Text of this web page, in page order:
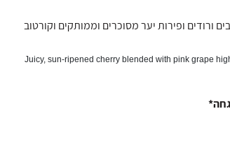
ורודים ופירות יער מסוכרים וממותקים וקורטוב
Juicy, sun-ripened cherry blended with pink grape